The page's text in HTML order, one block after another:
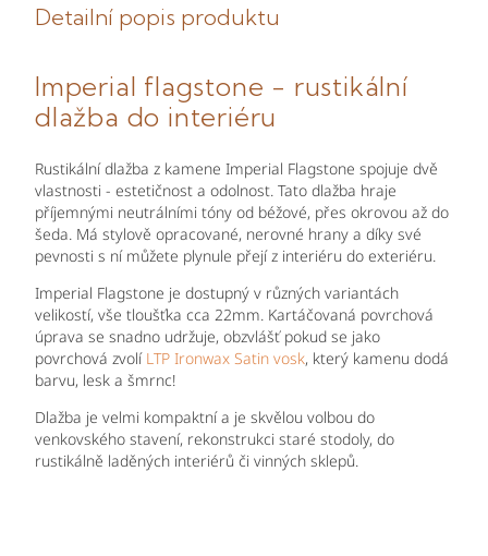
Detailní popis produktu
Imperial flagstone - rustikální
dlažba do interiéru
Rustikální dlažba z kamene Imperial Flagstone spojuje dvě
vlastnosti - estetičnost a odolnost. Tato dlažba hraje
příjemnými neutrálními tóny od béžové, přes okrovou až do
šeda. Má stylově opracované, nerovné hrany a díky své
pevnosti s ní můžete plynule přejí z interiéru do exteriéru.
Imperial Flagstone je dostupný v různých variantách
velikostí, vše tloušťka cca 22mm. Kartáčovaná povrchová
úprava se snadno udržuje, obzvlášť pokud se jako
povrchová zvolí LTP Ironwax Satin vosk, který kamenu dodá
barvu, lesk a šmrnc!
Dlažba je velmi kompaktní a je skvělou volbou do
venkovského stavení, rekonstrukci staré stodoly, do
rustikálně laděných interiérů či vinných sklepů.